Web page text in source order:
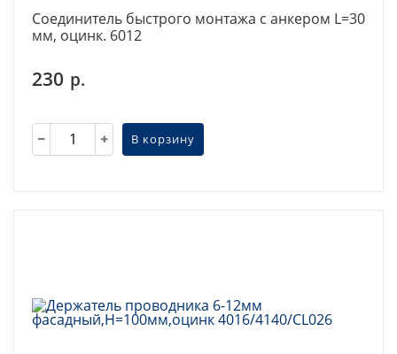
Соединитель быстрого монтажа с анкером L=30
мм, оцинк. 6012
230 р.
В корзину